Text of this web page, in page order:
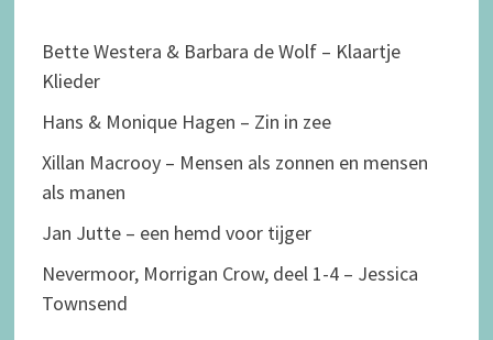
Bette Westera & Barbara de Wolf – Klaartje
Klieder
Hans & Monique Hagen – Zin in zee
Xillan Macrooy – Mensen als zonnen en mensen
als manen
Jan Jutte – een hemd voor tijger
Nevermoor, Morrigan Crow, deel 1-4 – Jessica
Townsend